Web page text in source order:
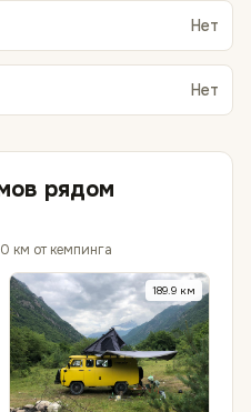
Нет
Нет
рядом
км от кемпинга
189.9 км